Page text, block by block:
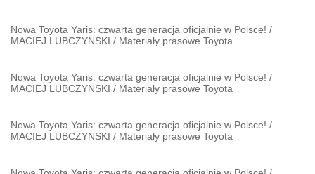
Nowa Toyota Yaris: czwarta generacja oficjalnie w Polsce! /
MACIEJ LUBCZYNSKI / Materiały prasowe Toyota
Nowa Toyota Yaris: czwarta generacja oficjalnie w Polsce! /
MACIEJ LUBCZYNSKI / Materiały prasowe Toyota
Nowa Toyota Yaris: czwarta generacja oficjalnie w Polsce! /
MACIEJ LUBCZYNSKI / Materiały prasowe Toyota